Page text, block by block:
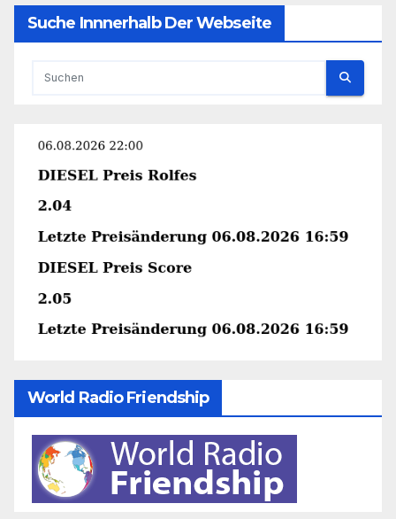
Suche Innnerhalb Der Webseite
World Radio Friendship